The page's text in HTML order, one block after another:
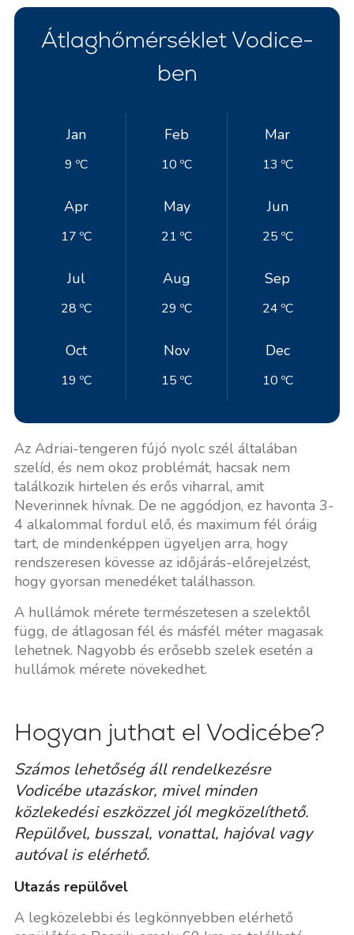
Átlaghőmérséklet Vodice-
ben
Jan
9 ºC
Feb
10 ºC
Mar
13 ºC
Apr
17 ºC
May
21 ºC
Jun
25 ºC
Jul
28 ºC
Aug
29 ºC
Sep
24 ºC
Oct
19 ºC
Nov
15 ºC
Dec
10 ºC
Az Adriai-tengeren fújó nyolc szél általában
szelíd, és nem okoz problémát, hacsak nem
találkozik hirtelen és erős viharral, amit
Neverinnek hívnak. De ne aggódjon, ez havonta 3-
4 alkalommal fordul elő, és maximum fél óráig
tart, de mindenképpen ügyeljen arra, hogy
rendszeresen kövesse az időjárás-előrejelzést,
hogy gyorsan menedéket találhasson.
A hullámok mérete természetesen a szelektől
függ, de átlagosan fél és másfél méter magasak
lehetnek. Nagyobb és erősebb szelek esetén a
hullámok mérete növekedhet.
Hogyan juthat el Vodicébe?
Számos lehetőség áll rendelkezésre
Vodicébe utazáskor, mivel minden
közlekedési eszközzel jól megközelíthető.
Repülővel, busszal, vonattal, hajóval vagy
autóval is elérhető.
Utazás repülővel
A legközelebbi és legkönnyebben elérhető